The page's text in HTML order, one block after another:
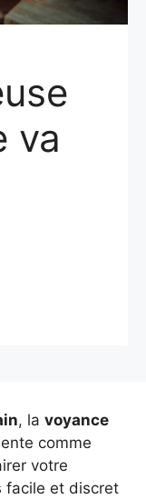
va
, la voyance
comme
votre
facile et discret